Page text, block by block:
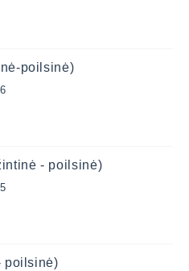
poilsinė)
- poilsinė)
poilsinė)